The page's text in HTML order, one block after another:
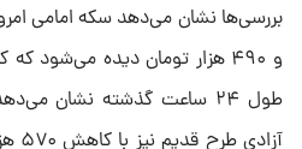
طول ۲۴ ساعت گذشته نشان